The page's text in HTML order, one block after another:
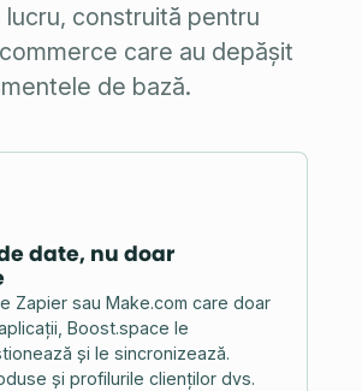
construită pentru
care au depășit
de bază.
date, nu doar
Zapier sau Make.com care doar
Boost.space le
și le sincronizează.
și profilurile clienților dvs.